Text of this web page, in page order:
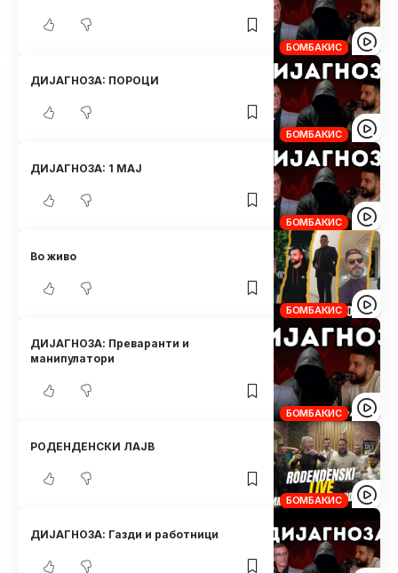
БОМБАКИС
БОМБАКИС
ДИЈАГНОЗA: ПОРОЦИ
БОМБАКИС
ДИЈАГНОЗA: 1 МАЈ
БОМБАКИС
Во живо
БОМБАКИС
ДИЈАГНОЗА: Преваранти и
манипулатори
БОМБАКИС
РОДЕНДЕНСКИ ЛАЈВ
ДИЈАГНОЗА: Газди и работници